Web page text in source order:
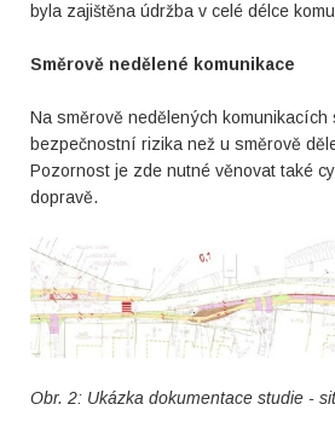
byla zajištěna údržba v celé délce
Směrově nedělené komunikace
Na směrově nedělených
bezpečnostní rizika než u směrově
Pozornost je zde nutné věnovat také
dopravě.
Obr. 2: Ukázka dokumentace studie -